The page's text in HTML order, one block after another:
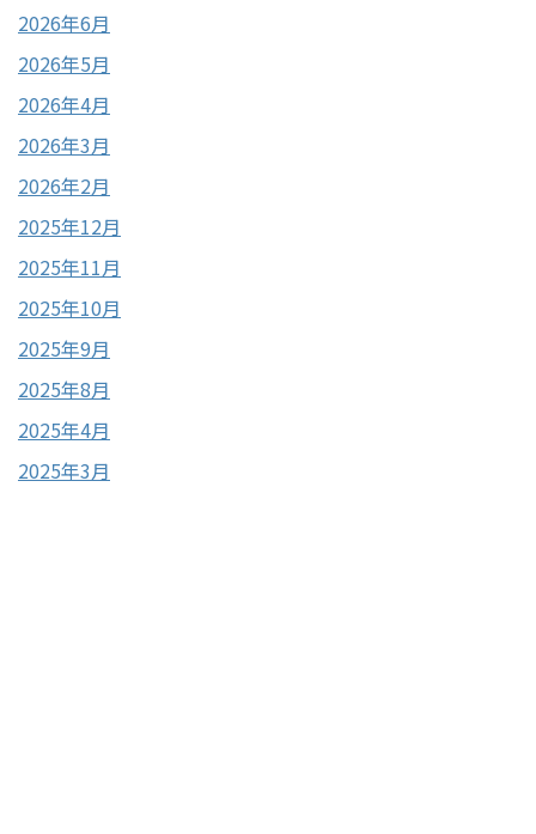
2026年6月
2026年5月
2026年4月
2026年3月
2026年2月
2025年12月
2025年11月
2025年10月
2025年9月
2025年8月
2025年4月
2025年3月